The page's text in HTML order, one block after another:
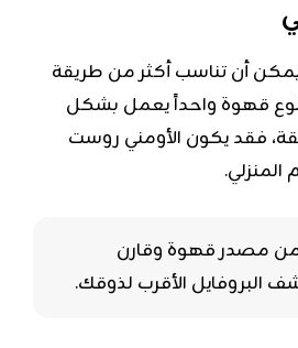
أن تناسب أكثر من طريقة
قهوة واحداً يعمل بشكل
يكون الأومني روست
قهوة وقارن
الأقرب لذوقك.